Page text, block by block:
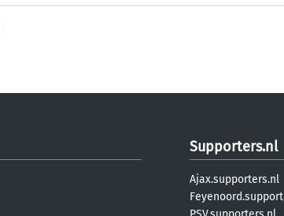
Supporters.nl
Ajax.supporters.nl